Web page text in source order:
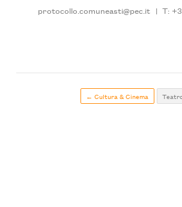
protocollo.comuneasti@pec.it | T:
← Cultura & Cinema